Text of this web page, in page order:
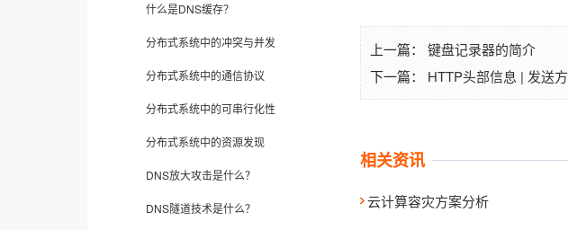
什么是DNS缓存？
分布式系统中的冲突与并发
分布式系统中的通信协议
分布式系统中的可串行化性
分布式系统中的资源发现
DNS放大攻击是什么？
DNS隧道技术是什么？
上一篇： 键盘记录器的简介
下一篇： HTTP头部信息 | 发送方
相关资讯
云计算容灾方案分析